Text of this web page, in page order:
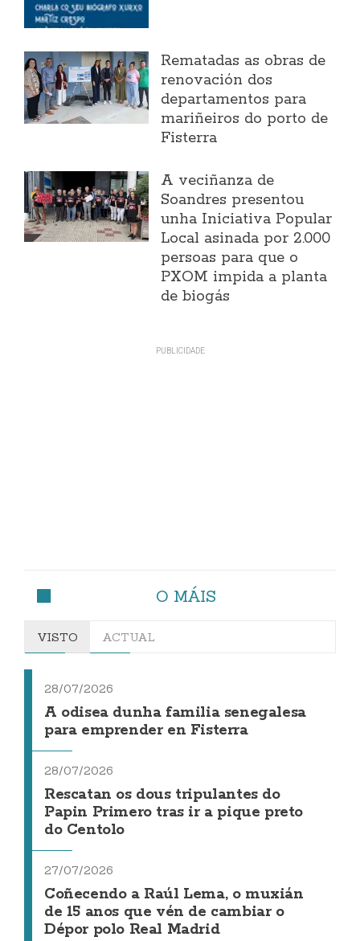
Rematadas as obras de
renovación dos
departamentos para
mariñeiros do porto de
Fisterra
A veciñanza de
Soandres presentou
unha Iniciativa Popular
Local asinada por 2.000
persoas para que o
PXOM impida a planta
de biogás
O MÁIS
VISTO ACTUAL
28/07/2026
A odisea dunha familia senegalesa
para emprender en Fisterra
28/07/2026
Rescatan os dous tripulantes do
Papin Primero tras ir a pique preto
do Centolo
27/07/2026
Coñecendo a Raúl Lema, o muxián
de 15 anos que vén de cambiar o
Dépor polo Real Madrid